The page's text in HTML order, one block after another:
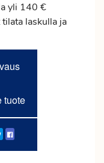
yli 140 €
laskulla ja
tuote